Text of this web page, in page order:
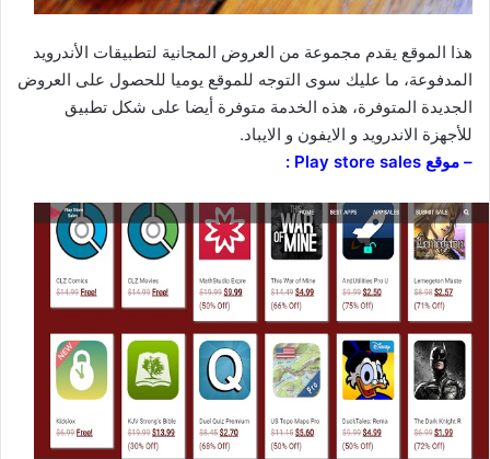
هذا الموقع يقدم مجموعة من العروض المجانية لتطبيقات الأندرويد
المدفوعة، ما عليك سوى التوجه للموقع يوميا للحصول على العروض
الجديدة المتوفرة، هذه الخدمة متوفرة أيضا على شكل تطبيق
للأجهزة الاندرويد و الايفون و الايباد.
– موقع Play store sales :